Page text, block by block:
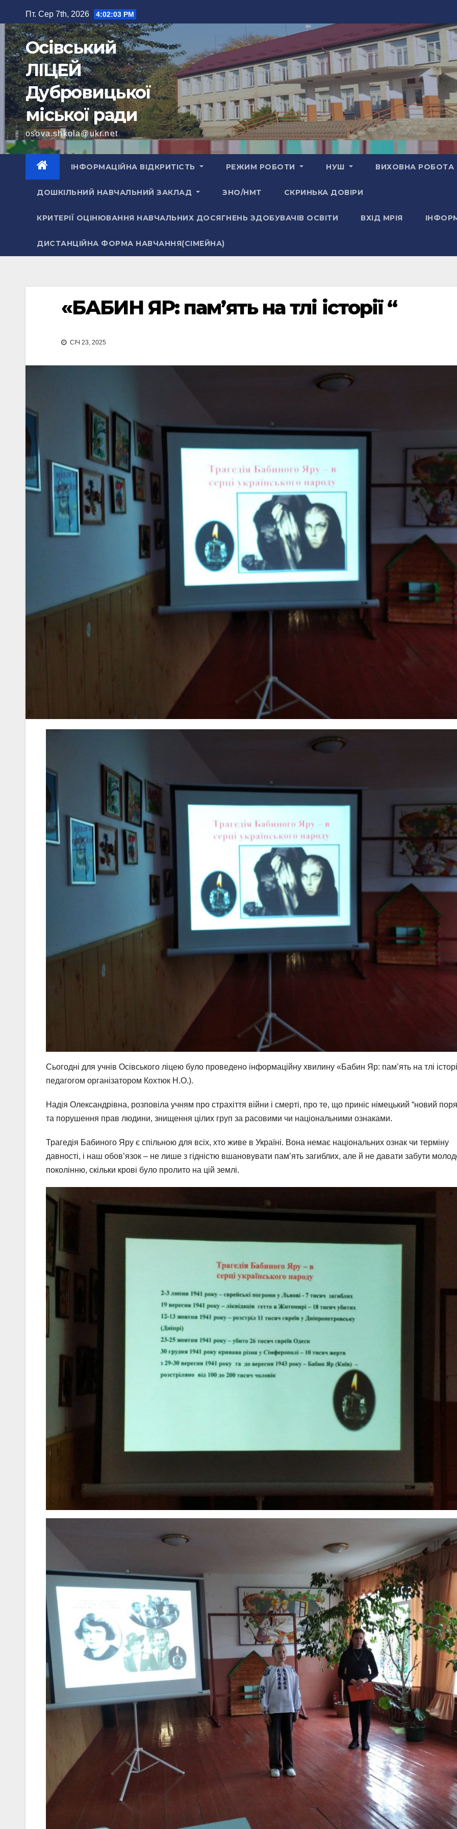
до
вмісту
Пт. Сер 7th, 2026 4:02:06 PM
Осівський
ЛІЦЕЙ
Дубровицької
міської ради
osova.shkola@ukr.net
ІНФОРМАЦІЙНА ВІДКРИТІСТЬ РЕЖИМ РОБОТИ НУШ ВИХОВНА РОБОТА
ДОШКІЛЬНИЙ НАВЧАЛЬНИЙ ЗАКЛАД ЗНО/НМТ СКРИНЬКА ДОВІРИ
КРИТЕРІЇ ОЦІНЮВАННЯ НАВЧАЛЬНИХ ДОСЯГНЕНЬ ЗДОБУВАЧІВ ОСВІТИ ВХІД МРІЯ
ДИСТАНЦІЙНА ФОРМА НАВЧАННЯ(СІМЕЙНА)
«БАБИН ЯР: пам’ять на тлі історії “
СІЧ 23, 2025
Сьогодні для учнів Осівського ліцею було проведено інформаційну хвилину «Бабин Яр: пам’ять на тлі
педагогом організатором Кохтюк Н.О.).
Надія Олександрівна, розповіла учням про страхіття війни і смерті, про те, що приніс німецький “новий
та порушення прав людини, знищення цілих груп за расовими чи національними ознаками.
Трагедія Бабиного Яру є спільною для всіх, хто живе в Україні. Вона немає національних ознак чи терміну
давності, і наш обовʼязок – не лише з гідністю вшановувати памʼять загиблих, але й не давати забути
поколінню, скільки крові було пролито на цій землі.